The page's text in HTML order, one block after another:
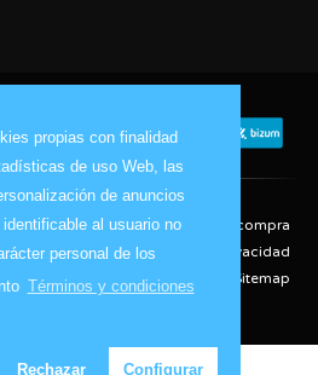
propias con finalidad
de uso Web, las
de anuncios
al usuario no
personal de los
Términos y condiciones
Rechazar Configurar
Aviso Legal
Condiciones de compra
de devolución
Política de Privacidad
Política de Cookies
Sitemap